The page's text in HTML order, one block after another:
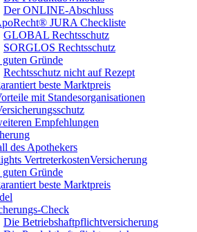
Der ONLINE-Abschluss
JURA Checkliste
GLOBAL Rechtsschutz
SORGLOS Rechtsschutz
Gründe
Rechtsschutz nicht auf Rezept
beste Marktpreis
mit Standesorganisationen
Empfehlungen
des Apothekers
VertreterkostenVersicherung
Gründe
beste Marktpreis
Check
Die Betriebshaftpflichtversicherung